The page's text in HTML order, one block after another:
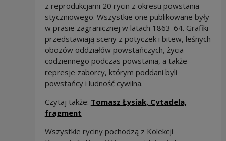
z reprodukcjami 20 rycin z okresu powstania
styczniowego. Wszystkie one publikowane były
w prasie zagranicznej w latach 1863-64. Grafiki
przedstawiają sceny z potyczek i bitew, leśnych
obozów oddziałów powstańczych, życia
codziennego podczas powstania, a także
represje zaborcy, którym poddani byli
powstańcy i ludność cywilna.
Czytaj także: Tomasz Łysiak, Cytadela,
fragment
Wszystkie ryciny pochodzą z Kolekcji